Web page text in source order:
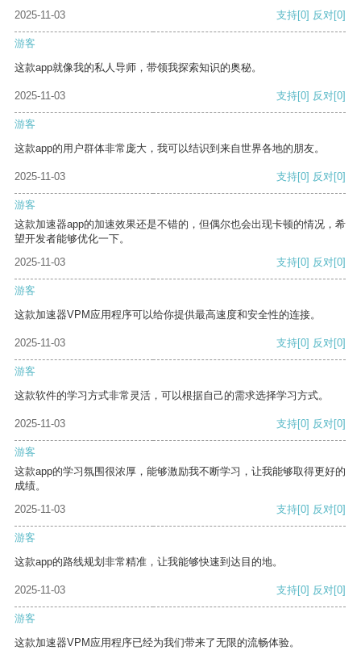
2025-11-03
支持[0] 反对[0]
游客
这款app就像我的私人导师，带领我探索知识的奥秘。
2025-11-03 支持[0] 反对[0]
游客
这款app的用户群体非常庞大，我可以结识到来自世界各地的朋友。
2025-11-03 支持[0] 反对[0]
游客
这款加速器app的加速效果还是不错的，但偶尔也会出现卡顿的情况，希
望开发者能够优化一下。
2025-11-03
支持[0] 反对[0]
游客
这款加速器VPM应用程序可以给你提供最高速度和安全性的连接。
2025-11-03 支持[0] 反对[0]
游客
这款软件的学习方式非常灵活，可以根据自己的需求选择学习方式。
2025-11-03 支持[0] 反对[0]
游客
这款app的学习氛围很浓厚，能够激励我不断学习，让我能够取得更好的
成绩。
2025-11-03
支持[0] 反对[0]
游客
这款app的路线规划非常精准，让我能够快速到达目的地。
2025-11-03 支持[0] 反对[0]
游客
这款加速器VPM应用程序已经为我们带来了无限的流畅体验。